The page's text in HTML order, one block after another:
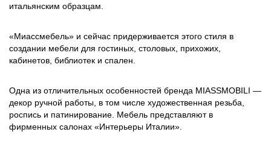
итальянским образцам.
«Миассмебель» и сейчас придерживается этого стиля в
создании мебели для гостиных, столовых, прихожих,
кабинетов, библиотек и спален.
Одна из отличительных особенностей бренда MIASSMOBILI —
декор ручной работы, в том числе художественная резьба,
роспись и патинирование. Мебель представляют в
фирменных салонах «Интерьеры Италии».